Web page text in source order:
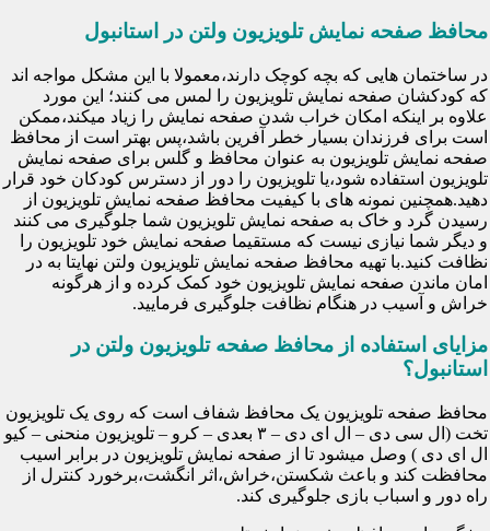
محافظ صفحه نمایش تلویزیون ولتن در استانبول
در ساختمان هایی که بچه کوچک دارند،معمولا با این مشکل مواجه اند
که کودکشان صفحه نمایش تلویزیون را لمس می کنند؛ این مورد
علاوه بر اینکه امکان خراب شدن صفحه نمایش را زیاد میکند،ممکن
است برای فرزندان بسیار خطر آفرین باشد،پس بهتر است از محافظ
صفحه نمایش تلویزیون به عنوان محافظ و گلس برای صفحه نمایش
تلویزیون استفاده شود،یا تلویزیون را دور از دسترس کودکان خود قرار
دهید.همچنین نمونه های با کیفیت محافظ صفحه نمایش تلویزیون از
رسیدن گرد و خاک به صفحه نمایش تلویزیون شما جلوگیری می کنند
و دیگر شما نیازی نیست که مستقیما صفحه نمایش خود تلویزیون را
نظافت کنید.با تهیه محافظ صفحه نمایش تلویزیون ولتن نهایتا به در
امان ماندن صفحه نمایش تلویزیون خود کمک کرده و از هرگونه
خراش و آسیب در هنگام نظافت جلوگیری فرمایید.
مزایای استفاده از محافظ صفحه تلویزیون ولتن در
استانبول؟
محافظ صفحه تلویزیون یک محافظ شفاف است که روی یک تلویزیون
تخت (ال سی دی – ال ای دی – ۳ بعدی – کرو – تلویزیون منحنی – کیو
ال ای دی ) وصل میشود تا از صفحه نمایش تلویزیون در برابر اسیب
محافظت کند و باعث شکستن،خراش،اثر انگشت،برخورد کنترل از
راه دور و اسباب بازی جلوگیری کند.